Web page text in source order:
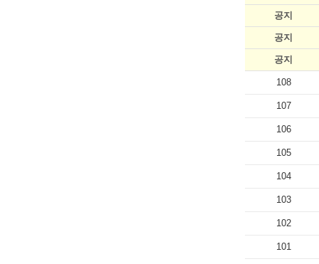
공지
공지
공지
108
107
106
105
104
103
102
101